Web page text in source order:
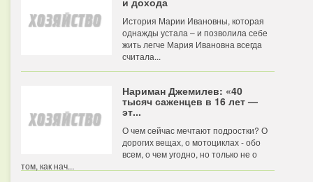
История Марии Ивановны, которая
однажды устала – и позволила себе
жить легче Мария Ивановна всегда
считала...
Нариман Джемилев: «40
тысяч саженцев в 16 лет —
эт...
О чем сейчас мечтают подростки? О
дорогих вещах, о мотоциклах - обо
всем, о чем угодно, но только не о
том, как нач...